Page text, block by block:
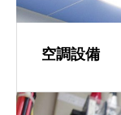
空調設備